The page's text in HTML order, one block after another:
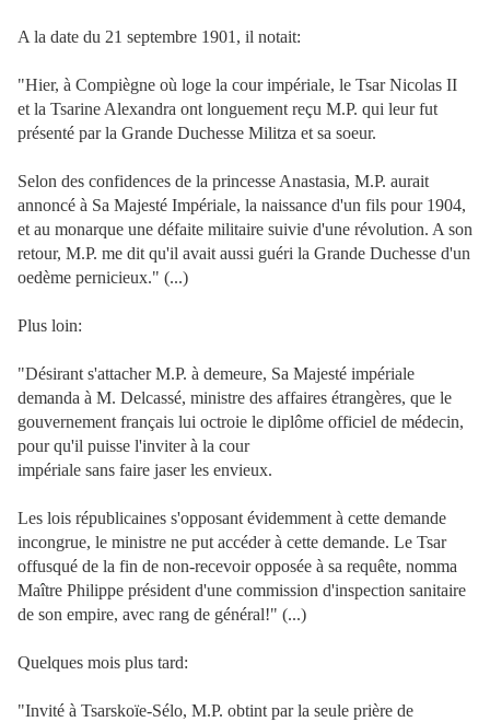
A la date du 21 septembre 1901, il notait:
"Hier, à Compiègne où loge la cour impériale, le Tsar Nicolas II
et la Tsarine Alexandra ont longuement reçu M.P. qui leur fut
présenté par la Grande Duchesse Militza et sa soeur.
Selon des confidences de la princesse Anastasia, M.P. aurait
annoncé à Sa Majesté Impériale, la naissance d'un fils pour 1904,
et au monarque une défaite militaire suivie d'une révolution. A son
retour, M.P. me dit qu'il avait aussi guéri la Grande Duchesse d'un
oedème pernicieux." (...)
Plus loin:
"Désirant s'attacher M.P. à demeure, Sa Majesté impériale
demanda à M. Delcassé, ministre des affaires étrangères, que le
gouvernement français lui octroie le diplôme officiel de médecin,
pour qu'il puisse l'inviter à la cour
impériale sans faire jaser les envieux.
Les lois républicaines s'opposant évidemment à cette demande
incongrue, le ministre ne put accéder à cette demande. Le Tsar
offusqué de la fin de non-recevoir opposée à sa requête, nomma
Maître Philippe président d'une commission d'inspection sanitaire
de son empire, avec rang de général!" (...)
Quelques mois plus tard:
"Invité à Tsarskoïe-Sélo, M.P. obtint par la seule prière de